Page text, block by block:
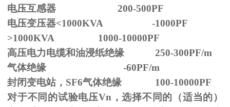
电压互感器 200-500PF
电压变压器<1000KVA -1000PF
>1000KVA 1000-10000PF
高压电力电缆和油浸纸绝缘 250-300PF/m
气体绝缘 -60PF/m
封闭变电站，SF6气体绝缘 100-10000PF
对于不同的试验电压Vn ，选择不同的（适当的）